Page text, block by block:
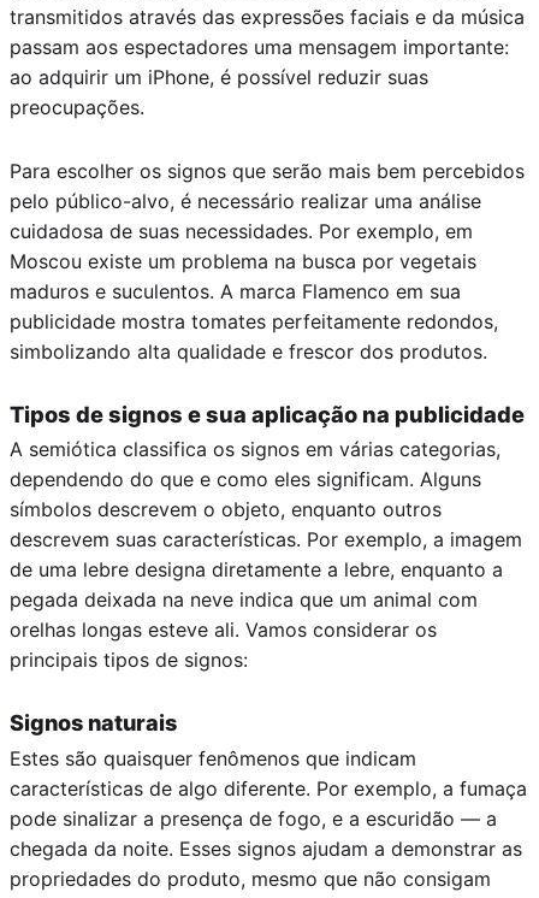
transmitidos através das expressões faciais e da música
passam aos espectadores uma mensagem importante:
ao adquirir um iPhone, é possível reduzir suas
preocupações.
Para escolher os signos que serão mais bem percebidos
pelo público-alvo, é necessário realizar uma análise
cuidadosa de suas necessidades. Por exemplo, em
Moscou existe um problema na busca por vegetais
maduros e suculentos. A marca Flamenco em sua
publicidade mostra tomates perfeitamente redondos,
simbolizando alta qualidade e frescor dos produtos.
Tipos de signos e sua aplicação na publicidade
A semiótica classifica os signos em várias categorias,
dependendo do que e como eles significam. Alguns
símbolos descrevem o objeto, enquanto outros
descrevem suas características. Por exemplo, a imagem
de uma lebre designa diretamente a lebre, enquanto a
pegada deixada na neve indica que um animal com
orelhas longas esteve ali. Vamos considerar os
principais tipos de signos:
Signos naturais
Estes são quaisquer fenômenos que indicam
características de algo diferente. Por exemplo, a fumaça
pode sinalizar a presença de fogo, e a escuridão — a
chegada da noite. Esses signos ajudam a demonstrar as
propriedades do produto, mesmo que não consigam